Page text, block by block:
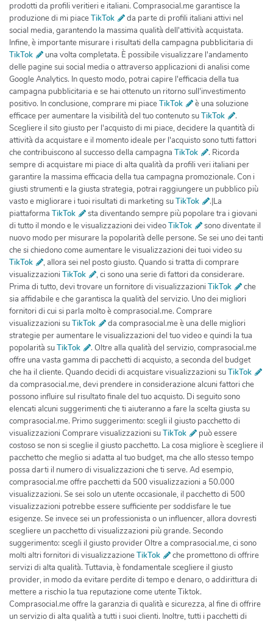
prodotti da profili veritieri e italiani. Comprasocial.me garantisce la
produzione di mi piaceTikTok
da parte di profili italiani attivi nel
social media, garantendo la massima qualità dell'attività acquistata.
Infine, è importante misurare i risultati della campagna pubblicitaria di
TikTok
una volta completata. È possibile visualizzare l'andamento
delle pagine sui social media o attraverso applicazioni di analisi come
Google Analytics. In questo modo, potrai capire l'efficacia della tua
campagna pubblicitaria e se hai ottenuto un ritorno sull'investimento
positivo. In conclusione, comprare mi piaceTikTok
è una soluzione
efficace per aumentare la visibilità del tuo contenuto suTikTok
.
Scegliere il sito giusto per l'acquisto di mi piace, decidere la quantità di
attività da acquistare e il momento ideale per l'acquisto sono tutti fattori
che contribuiscono al successo della campagna TikTok
. Ricorda
sempre di acquistare mi piace di alta qualità da profili veri italiani per
garantire la massima efficacia della tua campagna promozionale. Con i
giusti strumenti e la giusta strategia, potrai raggiungere un pubblico più
vasto e migliorare i tuoi risultati di marketing suTikTok
.|La
piattaforma TikTok
sta diventando sempre più popolare tra i giovani
di tutto il mondo e le visualizzazioni dei videoTikTok
sono diventate il
nuovo modo per misurare la popolarità delle persone. Se sei uno dei tanti
che si chiedono come aumentare le visualizzazioni dei tuoi video su
TikTok
, allora sei nel posto giusto. Quando si tratta di comprare
visualizzazioni TikTok
, ci sono una serie di fattori da considerare.
Prima di tutto, devi trovare un fornitore di visualizzazioni TikTok
che
sia affidabile e che garantisca la qualità del servizio. Uno dei migliori
fornitori di cui si parla molto è comprasocial.me. Comprare
visualizzazioni suTikTok
da comprasocial.me è una delle migliori
strategie per aumentare le visualizzazioni del tuo video e quindi la tua
popolarità suTikTok
. Oltre alla qualità del servizio, comprasocial.me
offre una vasta gamma di pacchetti di acquisto, a seconda del budget
che ha il cliente. Quando decidi di acquistare visualizzazioni suTikTok
da comprasocial.me, devi prendere in considerazione alcuni fattori che
possono influire sul risultato finale del tuo acquisto. Di seguito sono
elencati alcuni suggerimenti che ti aiuteranno a fare la scelta giusta su
comprasocial.me. Primo suggerimento: scegli il giusto pacchetto di
visualizzazioni Comprare visualizzazioni suTikTok
può essere
costoso se non si sceglie il giusto pacchetto. La cosa migliore è scegliere il
pacchetto che meglio si adatta al tuo budget, ma che allo stesso tempo
possa darti il numero di visualizzazioni che ti serve. Ad esempio,
comprasocial.me offre pacchetti da 500 visualizzazioni a 50.000
visualizzazioni. Se sei solo un utente occasionale, il pacchetto di 500
visualizzazioni potrebbe essere sufficiente per soddisfare le tue
esigenze. Se invece sei un professionista o un influencer, allora dovresti
scegliere un pacchetto di visualizzazioni più grande. Secondo
suggerimento: scegli il giusto provider Oltre a comprasocial.me, ci sono
molti altri fornitori di visualizzazioneTikTok
che promettono di offrire
servizi di alta qualità. Tuttavia, è fondamentale scegliere il giusto
provider, in modo da evitare perdite di tempo e denaro, o addirittura di
mettere a rischio la tua reputazione come utente Tiktok.
Comprasocial.me offre la garanzia di qualità e sicurezza, al fine di offrire
un servizio di alta qualità a tutti i suoi clienti. Inoltre, tutti i pacchetti di